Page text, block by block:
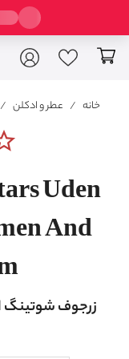
خانه / عطر و ادکلن /
Uden
And
زرجوف شوتینگ